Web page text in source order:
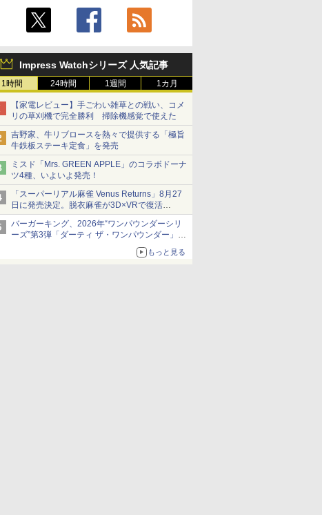
Impress Watchシリーズ 人気記事
1時間 24時間 1週間 1カ月
【家電レビュー】手ごわい雑草との戦い、コメ
リの草刈機で完全勝利 掃除機感覚で使えた
吉野家、牛リブロースを熱々で提供する「極旨
牛鉄板ステーキ定食」を発売
ミスド「Mrs. GREEN APPLE」のコラボドーナ
ツ4種、いよいよ発売！
「スーパーリアル麻雀 Venus Returns」8月27
日に発売決定。脱衣麻雀が3D×VRで復活
発売から2週間は20%オフになるセールが実施
バーガーキング、2026年“ワンパウンダーシリ
ーズ”第3弾「ダーティ ザ・ワンパウンダー」を
「特製ガーリックマヨソース」を使用した超大
もっと見る